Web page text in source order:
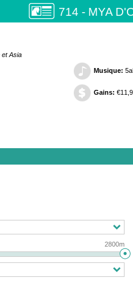
714 - MYA
et Asia
Musique:
Gains:
2800m